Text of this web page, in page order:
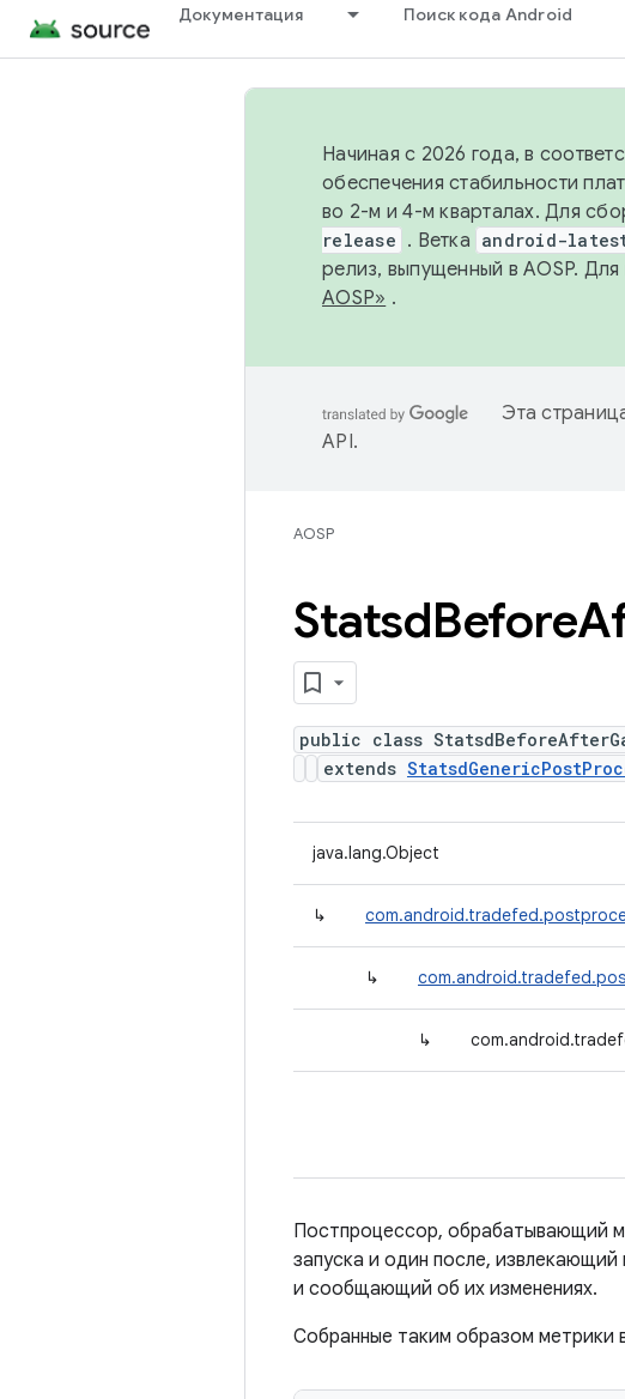
Документация Поиск кода Android
Начиная с 2026 года, в
обеспечения стабильности
во 2-м и 4-м кварталах. Для
release . Ветка android-
релиз, выпущенный в AOSP.
AOSP» .
Эта
API.
AOSP
StatsdBefore
public class
extends
java.lang.Object
↳
↳
↳
Постпроцессор, обрабатывающий
запуска и один после,
и сообщающий об их изменениях.
Собранные таким образом метрики